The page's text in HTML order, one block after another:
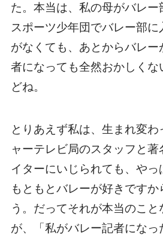
た。本当は、私の母がバレー
スポーツ少年団でバレー部に
がなくても、あとからバレ
者になっても全然おかしくな
どね。
とりあえず私は、生まれ変
ャーテレビ局のスタッフと著
イターにいじられても、や
もともとバレーが好きですか
う。だってそれが本当のこ
が、「私がバレー記者にな